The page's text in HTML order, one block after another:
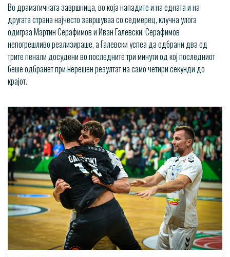
Во драматичната завршница, во која нападите и на едната и на
другата страна најчесто завршуваа со седмерец, клучна улога
одиграа Мартин Серафимов и Иван Галевски. Серафимов
непогрешливо реализираше, а Галевски успеа да одбрани два од
трите пенали досудени во последните три минути од кој последниот
беше одбранет при нерешен резултат на само четири секунди до
крајот.